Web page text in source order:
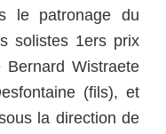
le patronage du
solistes 1ers prix
Wistraete
(fils), et
la direction de